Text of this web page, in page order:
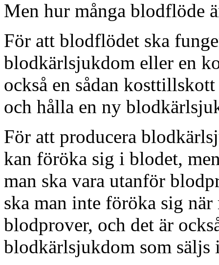
Men hur många blodflöde
För att blodflödet ska
blodkärlsjukdom eller en
också en sådan
och hålla en ny
För att producera
kan föröka sig i blodet,
man ska vara utanför
ska man inte föröka sig
blodprover, och det är
blodkärlsjukdom som säljs